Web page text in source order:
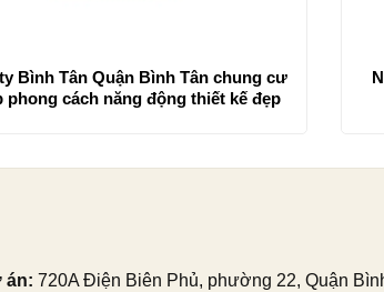
Bình Tân Quận Bình Tân chung cư
phong cách năng động thiết kế đẹp
án: 720A Điện Biên Phủ, phường 22, Quận